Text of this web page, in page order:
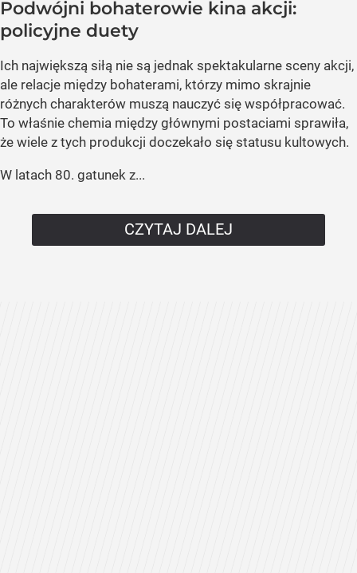
Podwójni bohaterowie kina akcji:
policyjne duety
Ich największą siłą nie są jednak spektakularne sceny akcji,
ale relacje między bohaterami, którzy mimo skrajnie
różnych charakterów muszą nauczyć się współpracować.
To właśnie chemia między głównymi postaciami sprawiła,
że wiele z tych produkcji doczekało się statusu kultowych.
W latach 80. gatunek z...
CZYTAJ DALEJ